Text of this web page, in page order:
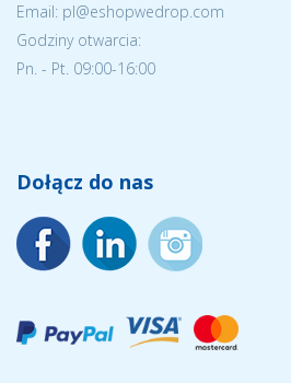
Email: pl@eshopwedrop.com
Godziny otwarcia:
Pn. - Pt. 09:00-16:00
Dołącz do nas